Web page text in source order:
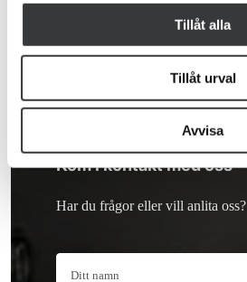
Tillåt alla
Tillåt urval
Avvisa
Kom i kontakt med oss
Har du frågor eller vill anlita oss?